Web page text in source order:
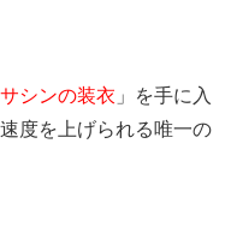
シンの装衣 」を手に入
度を上げられる唯一の